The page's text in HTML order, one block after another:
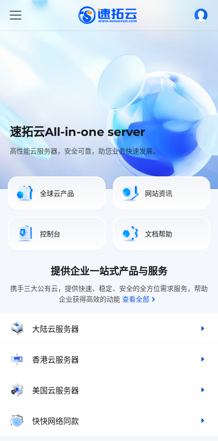
速拓云All-in-one server
高性能云服务器，安全可靠，助您业务快速发展。
速拓云All-in-one server
高性能云服务器，安全可靠，助您业务快速发展。
速拓云All-in-one server
高性能云服务器，安全可靠，助您业务快速发展。
全球云产品 网站资讯
控制台 文档帮助
提供企业一站式产品与服务
携手三大公有云，提供快速、稳定、安全的全方位需求服务，帮助
企业获得高效的动能 查看全部
大陆云服务器
香港云服务器
美国云服务器
快快网络同款